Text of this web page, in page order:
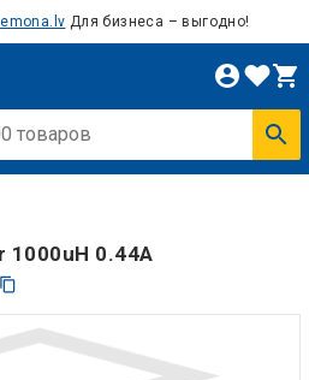
Для бизнеса – выгодно!
1000uH 0.44A